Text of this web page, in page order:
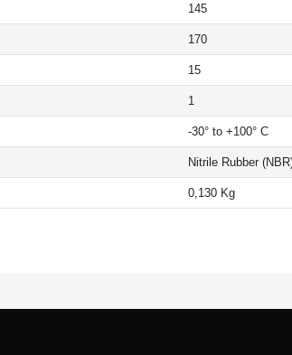
145
170
15
1
-30° to +100° C
Nitrile Rubber
0,130 Kg